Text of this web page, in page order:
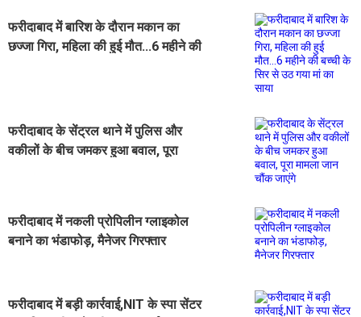
फरीदाबाद में बारिश के दौरान मकान का
छज्जा गिरा, महिला की हुई मौत...6 महीने की
फरीदाबाद के सेंट्रल थाने में पुलिस और
वकीलों के बीच जमकर हुआ बवाल, पूरा
फरीदाबाद में नकली प्रोपिलीन ग्लाइकोल
बनाने का भंडाफोड़, मैनेजर गिरफ्तार
फरीदाबाद में बड़ी कार्रवाई,NIT के स्पा सेंटर